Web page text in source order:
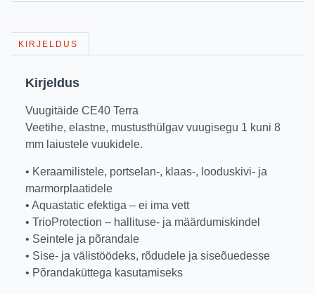
KIRJELDUS
Kirjeldus
Vuugitäide CE40 Terra
Veetihe, elastne, mustusthülgav vuugisegu 1 kuni 8
mm laiustele vuukidele.
• Keraamilistele, portselan-, klaas-, looduskivi- ja
marmorplaatidele
• Aquastatic efektiga – ei ima vett
• TrioProtection – hallituse- ja määrdumiskindel
• Seintele ja põrandale
• Sise- ja välistöödeks, rõdudele ja siseõuedesse
• Põrandaküttega kasutamiseks